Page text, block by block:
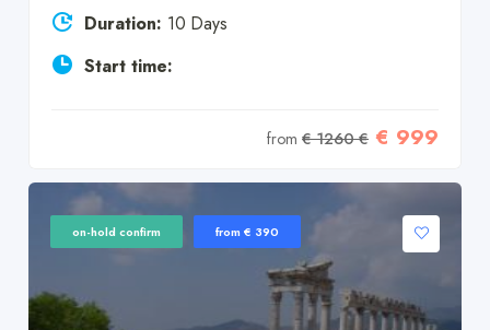
Duration: 10 Days
Start time:
from€ 1260 € € 999
on-hold confirm from € 390